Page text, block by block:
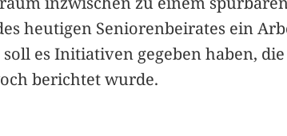
heutigen Seniorenbeirates ein
es Initiativen gegeben haben,
berichtet wurde.